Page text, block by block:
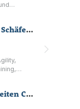
Verein für Deutsche Schäferhunde (SV) Ortsgruppe Heidelberg e.V.
Förderverein Schulreiten Comenius-Schule Schwetzingen e.V.